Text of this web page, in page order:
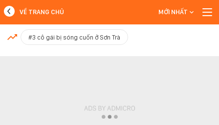
MỚI NHẤT
VỀ TRANG CHỦ MỚI NHẤT
#3 cô gái bị sóng cuốn ở Sơn Trà